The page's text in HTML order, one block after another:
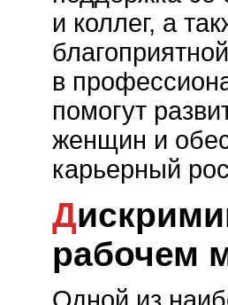
и коллег, а
в
помогут
женщин и
карьерный
Дискриминация на
рабочем